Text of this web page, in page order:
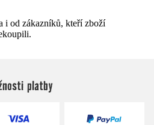
i od zákazníků, kteří zboží
platby